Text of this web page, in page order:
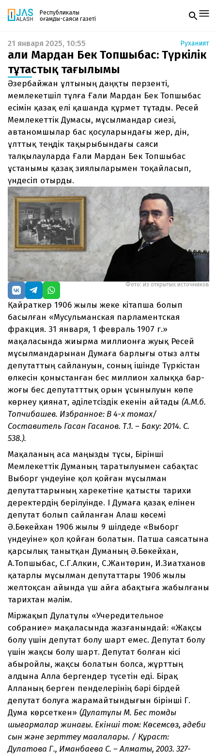
Республикалық
қоғамдық-саяси газеті
Жаңалықтар
Спорт
Live
Руханият
Аймақ
Архив
Заң және тәртіп
Редакциямен байланыс
+7 708 604 51 06
Жарнама бөлімі
+7 701 220 64 52
Пошта
zhasalash100@gmail.com
Газетке жазылу
PDF форматтағы газетті ай сайын электронды
поштаңызға алып отырыңыз. Жаңа нөмір
шыққан сәтте сізге бірден жіберіледі. Тек email
енгізіңіз, біз қалғанын өзіміз жібереміз.
21 января 2025, 10:55 Руханият
Ғали Мардан Бек Топшыбас: Түркілік
тұтастық тағылымы
Әзербайжан ұлтының даңқты перзенті,
мемлекетшіл тұлға Ғали Мардан Бек Топшыбас
есімін қазақ елі қашанда құрмет тұтады. Ресей
Мемлекеттік Думасы, мұсылмандар сиезі,
автаномшылар бас қосуларындағы жер, дін,
ұлттық теңдік тақырыбындағы саяси
талқылауларда Ғали Мардан Бек Топшыбас
ұстанымы қазақ зиялыларымен тоқайласып,
үндесіп отырды.
Фото: из открытых источников
Қайраткер 1906 жылы жеке кітапша болып
басылған «Мусульманская парламентская
фракция. 31 января, 1 февраль 1907 г.»
мақаласында жиырма миллионға жуық Ресей
мұсылмандарынан Думаға барлығы отыз алты
депутаттың сайлануын, соның ішінде Түркістан
өлкесін қоныстанған бес миллион халыққа бар-
жоғы бес депутатттық орын ұсынылуын көпе
көрнеу қиянат, әділетсіздік екенін айтады (А.М.б.
Топчибашев. Избранное: В 4-х томах/
Составитель Гасан Гасанов. Т.1. – Баку: 2014. С.
538.).
Мақаланың аса маңызды тұсы, Бірінші
Мемлекеттік Думаның таратылуымен сабақтас
Выборг үндеуіне қол қойған мұсылман
депутаттарының харекетіне қатысты тарихи
деректердің берілуінде. І Думаға қазақ елінен
депутат болып сайланған Алаш көсемі
Ә.Бөкейхан 1906 жылы 9 шілдеде «Выборг
үндеуіне» қол қойған болатын. Патша саясатына
қарсылық танытқан Думаның Ә.Бөкейхан,
А.Топшыбас, С.Г.Алкин, С.Жантөрин, И.Зиатханов
қатарлы мұсылман депутаттары 1906 жылы
желтоқсан айында үш айға абақтыға жабылғаны
тарихтан мәлім.
Міржақып Дулатұлы «Учередительное
собрание» мақаласында жазғанындай: «Жақсы
болу үшін депутат болу шарт емес. Депутат болу
үшін жақсы болу шарт. Депутат болған кісі
абыройлы, жақсы болатын болса, жұрттың
алдына Алла бергендер түсетін еді. Бірақ
Алланың берген пенделерінің бәрі бірдей
депутат болуға жарамайтындығын бірінші Г.
Дума көрсеткен» (Дулатұлы М. Бес томдық
шығармалар жинағы. Екінші том: Көсемсөз, әдеби
сын және зерттеу мақалалары. / Құраст:
Дулатова Г., Иманбаева С. – Алматы, 2003. 327-